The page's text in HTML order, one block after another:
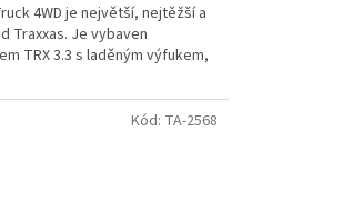
4WD je největší, nejtěžší a
Traxxas. Je vybaven
TRX 3.3 s laděným výfukem,
Kód: TA-2568